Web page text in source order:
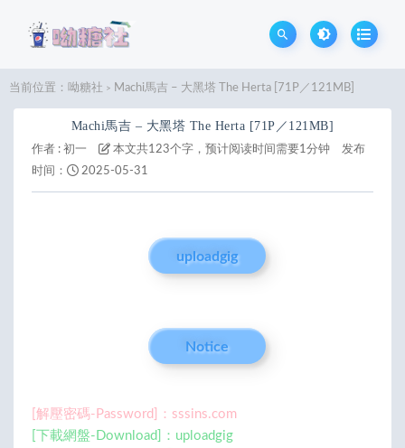
当前位置： 呦糖社 > Machi馬吉 – 大黑塔 The Herta [71P／121MB]
Machi馬吉 – 大黑塔 The Herta [71P／121MB]
作者 : 初一 本文共123个字，预计阅读时间需要1分钟
发布
时间：
2025-05-31
uploadgig
Notice
[解壓密碼-Password]：sssins.com
[下載網盤-Download]：uploadgig